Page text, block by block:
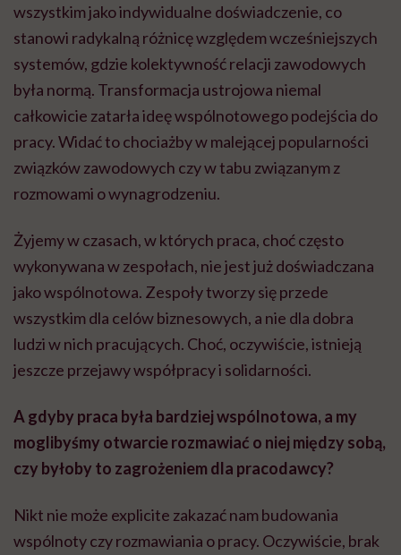
wszystkim jako indywidualne doświadczenie, co
stanowi radykalną różnicę względem wcześniejszych
systemów, gdzie kolektywność relacji zawodowych
była normą. Transformacja ustrojowa niemal
całkowicie zatarła ideę wspólnotowego podejścia do
pracy. Widać to chociażby w malejącej popularności
związków zawodowych czy w tabu związanym z
rozmowami o wynagrodzeniu.
Żyjemy w czasach, w których praca, choć często
wykonywana w zespołach, nie jest już doświadczana
jako wspólnotowa. Zespoły tworzy się przede
wszystkim dla celów biznesowych, a nie dla dobra
ludzi w nich pracujących. Choć, oczywiście, istnieją
jeszcze przejawy współpracy i solidarności.
A gdyby praca była bardziej wspólnotowa, a my
moglibyśmy otwarcie rozmawiać o niej między sobą,
czy byłoby to zagrożeniem dla pracodawcy?
Nikt nie może explicite zakazać nam budowania
wspólnoty czy rozmawiania o pracy. Oczywiście, brak